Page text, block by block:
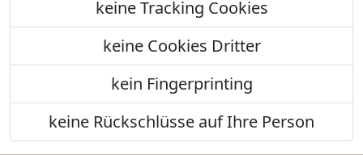
keine Tracking Cookies
keine Cookies Dritter
kein Fingerprinting
keine Rückschlüsse auf Ihre Person